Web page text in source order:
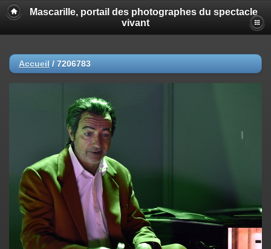
Mascarille, portail des photographes du spectacle
vivant
Accueil / 7206783